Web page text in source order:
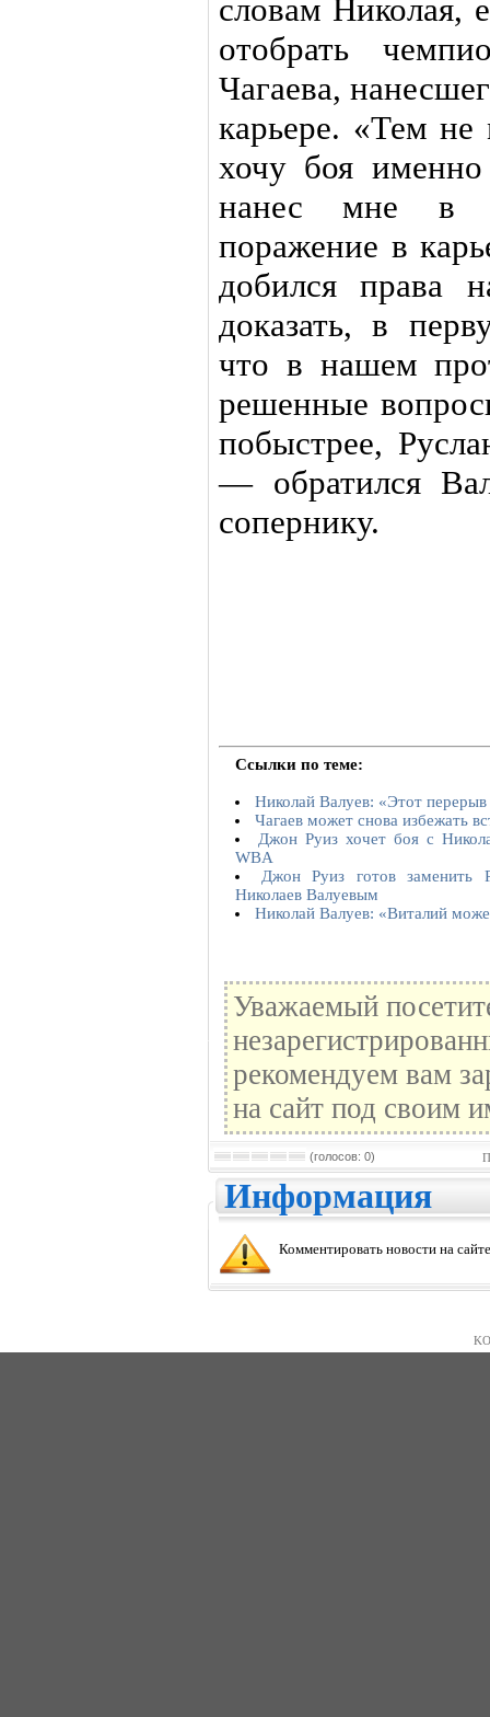
словам Николая,
отобрать
Чагаева,
карьере. «Тем не
хочу боя
нанес мне в
поражение в
добился права
доказать, в
что в нашем
решенные
побыстрее,
— обратился
сопернику.
Ссылки по теме:
Николай Валуев: «Этот
Чагаев может снова избежать
Джон Руиз хочет боя с
WBA
Джон Руиз готов заменить
Николаев Валуевым
Николай Валуев: «Виталий
Уважаемый
рекомендуем вам
на сайт под своим
(голосов: 0)
Информация
Комментировать новости на